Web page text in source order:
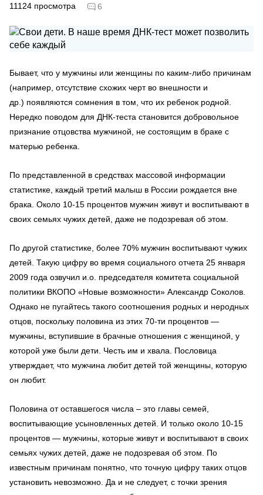
11124 просмотра 6
Бывает, что у мужчины или женщины по каким-либо причинам
(например, отсутствие схожих черт во внешности и
др.) появляются сомнения в том, что их ребенок родной.
Нередко поводом для ДНК-теста становится добровольное
признание отцовства мужчиной, не состоящим в браке с
матерью ребенка.
По представленной в средствах массовой информации
статистике, каждый третий малыш в России рождается вне
брака. Около 10-15 процентов мужчин живут и воспитывают в
своих семьях чужих детей, даже не подозревая об этом.
По другой статистике, более 70% мужчин воспитывают чужих
детей. Такую цифру во время социального отчета 25 января
2009 года озвучил и.о. председателя комитета социальной
политики ВКОПО «Новые возможности» Александр Соколов.
Однако не пугайтесь такого соотношения родных и неродных
отцов, поскольку половина из этих 70-ти процентов —
мужчины, вступившие в брачные отношения с женщиной, у
которой уже были дети. Честь им и хвала. Пословица
утверждает, что мужчина любит детей той женщины, которую
он любит.
Половина от оставшегося числа – это главы семей,
воспитывающие усыновленных детей. И только около 10-15
процентов — мужчины, которые живут и воспитывают в своих
семьях чужих детей, даже не подозревая об этом. По
известным причинам понятно, что точную цифру таких отцов
установить невозможно. Да и не следует, с точки зрения